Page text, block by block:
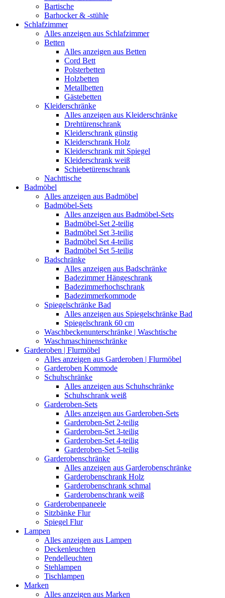
Bartische
Barhocker & -stühle
Schlafzimmer
Alles anzeigen aus Schlafzimmer
Betten
Alles anzeigen aus Betten
Cord Bett
Polsterbetten
Holzbetten
Metallbetten
Gästebetten
Kleiderschränke
Alles anzeigen aus Kleiderschränke
Drehtürenschrank
Kleiderschrank günstig
Kleiderschrank Holz
Kleiderschrank mit Spiegel
Kleiderschrank weiß
Schiebetürenschrank
Nachttische
Badmöbel
Alles anzeigen aus Badmöbel
Badmöbel-Sets
Alles anzeigen aus Badmöbel-Sets
Badmöbel-Set 2-teilig
Badmöbel Set 3-teilig
Badmöbel Set 4-teilig
Badmöbel Set 5-teilig
Badschränke
Alles anzeigen aus Badschränke
Badezimmer Hängeschrank
Badezimmerhochschrank
Badezimmerkommode
Spiegelschränke Bad
Alles anzeigen aus Spiegelschränke Bad
Spiegelschrank 60 cm
Waschbeckenunterschränke | Waschtische
Waschmaschinenschränke
Garderoben | Flurmöbel
Alles anzeigen aus Garderoben | Flurmöbel
Garderoben Kommode
Schuhschränke
Alles anzeigen aus Schuhschränke
Schuhschrank weiß
Garderoben-Sets
Alles anzeigen aus Garderoben-Sets
Garderoben-Set 2-teilig
Garderoben-Set 3-teilig
Garderoben-Set 4-teilig
Garderoben-Set 5-teilig
Garderobenschränke
Alles anzeigen aus Garderobenschränke
Garderobenschrank Holz
Garderobenschrank schmal
Garderobenschrank weiß
Garderobenpaneele
Sitzbänke Flur
Spiegel Flur
Lampen
Alles anzeigen aus Lampen
Deckenleuchten
Pendelleuchten
Stehlampen
Tischlampen
Marken
Alles anzeigen aus Marken